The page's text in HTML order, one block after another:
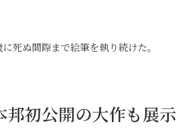
死ぬ間際まで絵筆を執り続けた。
邦初公開の大作も展示